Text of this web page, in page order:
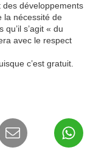
développements
la nécessité de
s’agit « du
avec le respect
c’est gratuit.